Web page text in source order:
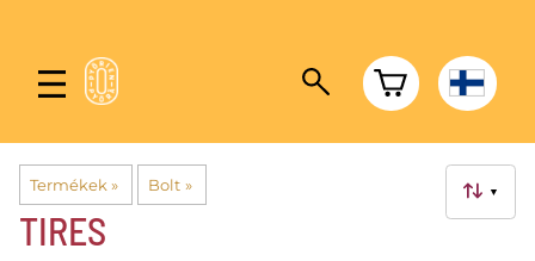
Termékek ‪» Bolt ‪» ▼
TIRES